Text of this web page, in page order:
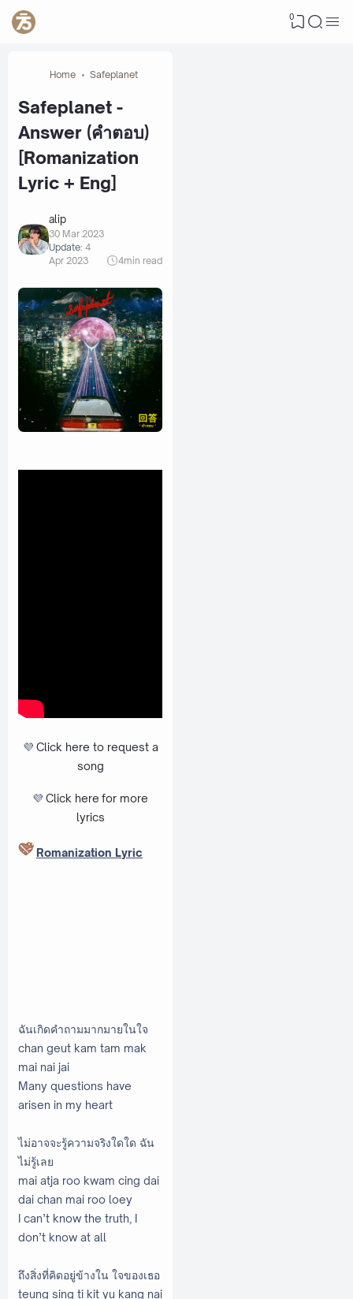
0
Home Safeplanet
Safeplanet -
Answer (คำตอบ)
[Romanization
Lyric + Eng]
alip
30 Mar 2023
Update: 4
Apr 2023
4min read
💜 Click here to request a
song
💜 Click here for more
lyrics
Romanization Lyric
ฉันเกิดคำถามมากมายในใจ
chan geut kam tam mak
mai nai jai
Many questions have
arisen in my heart
ไม่อาจจะรู้ความจริงใดใด ฉัน
ไม่รู้เลย
mai atja roo kwam cing dai
dai chan mai roo loey
I can’t know the truth, I
don’t know at all
ถึงสิ่งที่คิดอยู่ข้างใน ใจของเธอ
teung sing ti kit yu kang nai